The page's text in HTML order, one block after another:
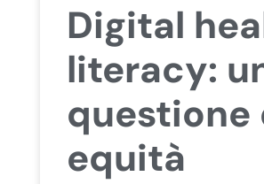
Digital
literacy:
questione
equità